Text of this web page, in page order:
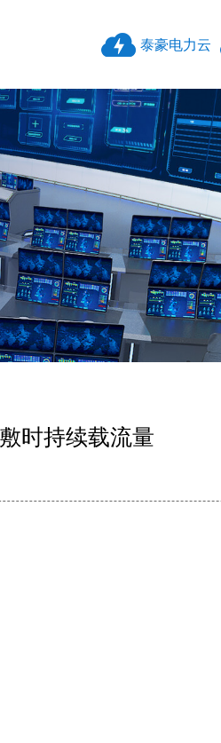
泰豪电力云
时持续载流量